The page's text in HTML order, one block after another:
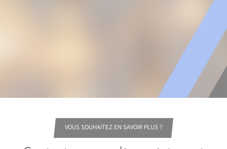
VOUS SOUHAITEZ EN SAVOIR PLUS ?